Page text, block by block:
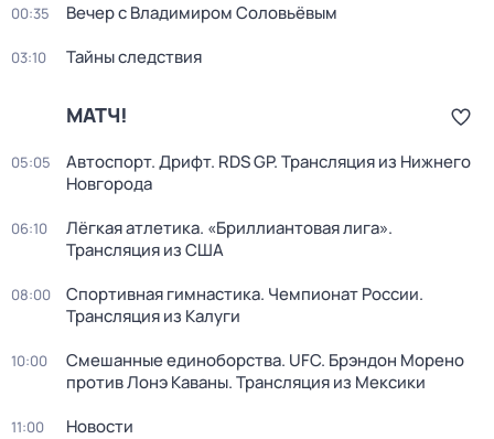
00:35 Вечер с Владимиром Соловьёвым
03:10 Тайны следствия
МАТЧ!
05:05
Автоспорт. Дрифт. RDS GP. Трансляция из Нижнего
Новгорода
06:10
Лёгкая атлетика. «Бриллиантовая лига».
Трансляция из США
08:00
Спортивная гимнастика. Чемпионат России.
Трансляция из Калуги
10:00
Смешанные единоборства. UFC. Брэндон Морено
против Лонэ Каваны. Трансляция из Мексики
11:00 Новости